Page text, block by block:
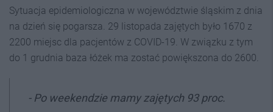
Sytuacja epidemiologiczna w województwie śląskim z dnia
na dzień się pogarsza. 29 listopada zajętych było 1670 z
2200 miejsc dla pacjentów z COVID-19. W związku z tym
do 1 grudnia baza łóżek ma zostać powiększona do 2600.
- Po weekendzie mamy zajętych 93 proc.